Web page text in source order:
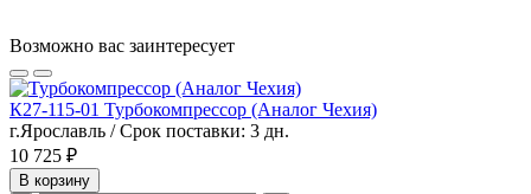
Возможно вас заинтересует
К27-115-01 Турбокомпрессор (Аналог Чехия)
г.Ярославль / Срок поставки: 3 дн.
10 725 ₽
В корзину